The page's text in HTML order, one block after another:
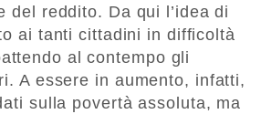
del reddito. Da qui l’idea di
ai tanti cittadini in difficoltà
al contempo gli
A essere in aumento, infatti,
sulla povertà assoluta, ma